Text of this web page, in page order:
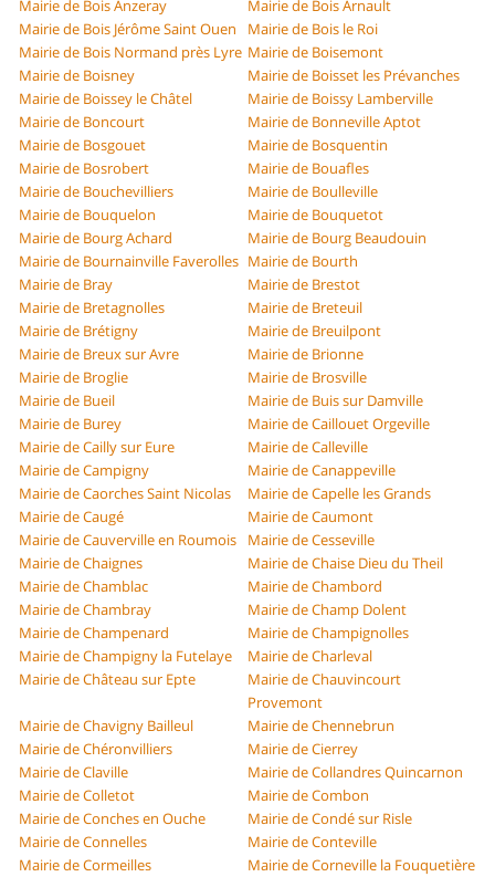
Mairie de Bois Anzeray
Mairie de Bois Arnault
Mairie de Bois Jérôme Saint Ouen
Mairie de Bois le Roi
Mairie de Bois Normand près Lyre Mairie de Boisemont
Mairie de Boisney
Mairie de Boisset les Prévanches
Mairie de Boissey le Châtel
Mairie de Boissy Lamberville
Mairie de Boncourt
Mairie de Bonneville Aptot
Mairie de Bosgouet
Mairie de Bosquentin
Mairie de Bosrobert
Mairie de Bouafles
Mairie de Bouchevilliers
Mairie de Boulleville
Mairie de Bouquelon
Mairie de Bouquetot
Mairie de Bourg Achard
Mairie de Bourg Beaudouin
Mairie de Bournainville Faverolles Mairie de Bourth
Mairie de Bray
Mairie de Brestot
Mairie de Bretagnolles
Mairie de Breteuil
Mairie de Brétigny
Mairie de Breuilpont
Mairie de Breux sur Avre
Mairie de Brionne
Mairie de Broglie
Mairie de Brosville
Mairie de Bueil
Mairie de Buis sur Damville
Mairie de Burey
Mairie de Caillouet Orgeville
Mairie de Cailly sur Eure
Mairie de Calleville
Mairie de Campigny
Mairie de Canappeville
Mairie de Caorches Saint Nicolas
Mairie de Capelle les Grands
Mairie de Caugé
Mairie de Caumont
Mairie de Cauverville en Roumois
Mairie de Cesseville
Mairie de Chaignes
Mairie de Chaise Dieu du Theil
Mairie de Chamblac
Mairie de Chambord
Mairie de Chambray
Mairie de Champ Dolent
Mairie de Champenard
Mairie de Champignolles
Mairie de Champigny la Futelaye
Mairie de Charleval
Mairie de Château sur Epte
Mairie de Chauvincourt
Provemont
Mairie de Chavigny Bailleul
Mairie de Chennebrun
Mairie de Chéronvilliers
Mairie de Cierrey
Mairie de Claville
Mairie de Collandres Quincarnon
Mairie de Colletot
Mairie de Combon
Mairie de Conches en Ouche
Mairie de Condé sur Risle
Mairie de Connelles
Mairie de Conteville
Mairie de Cormeilles
Mairie de Corneville la Fouquetière